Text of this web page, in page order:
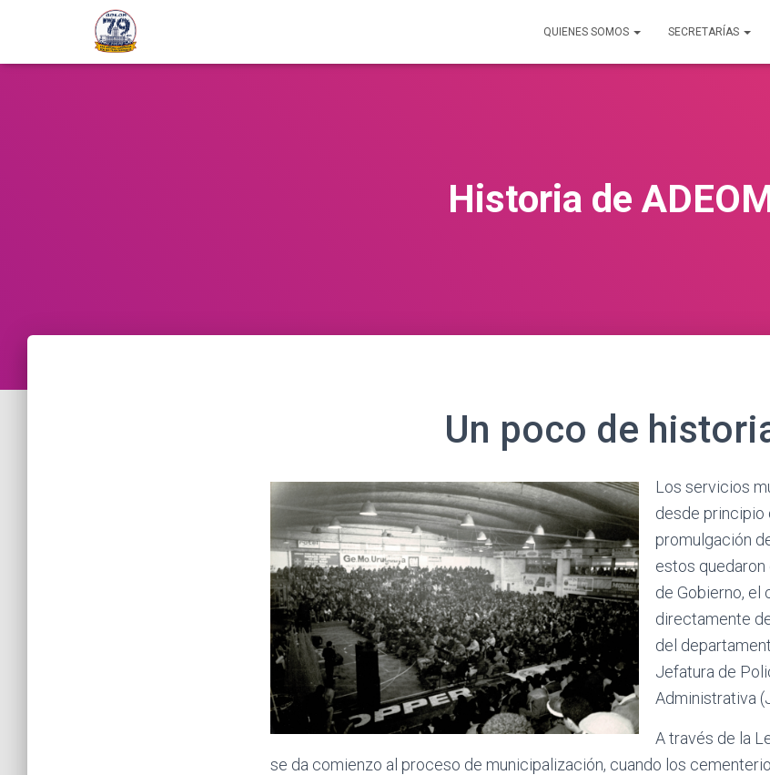
QUIENES SOMOS SECRETARÍAS
Historia de
Un poco de
Los servicios
desde principio
promulgación
estos
de Gobierno, el
directamente
del
Jefatura de
Administrativa
A través de la
se da comienzo al proceso de municipalización, cuando los